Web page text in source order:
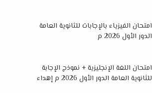
امتحان الفيزياء بالإجابات للثانوية العامة
الدور الأول 2026 م
امتحان اللغة الإنجليزية + نموذج الإجابة
للثانوية العامة الدور الأول 2026 م إهداء